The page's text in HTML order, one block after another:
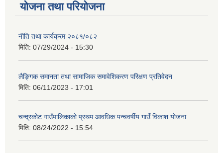
योजना तथा परियोजना
नीति तथा कार्यक्रम २०८१/०८२
मिति: 07/29/2024 - 15:30
लैङ्गिक समानता तथा सामाजिक समावेशिकरण परिक्षण प्रतिवेदन
मिति: 06/11/2023 - 17:01
चन्द्रकोट गाउँपालिकाको प्रथम आवधिक पन्चवर्षीय गाउँ विकाश योजना
मिति: 08/24/2022 - 15:54